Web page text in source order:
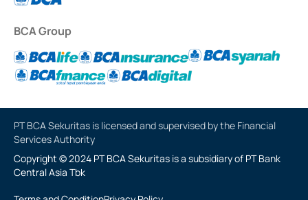
BCA Group
PT BCA Sekuritas is licensed and supervised by the Financial
Services Authority
Copyright © 2024 PT BCA Sekuritas is a subsidiary of PT Bank
Central Asia Tbk